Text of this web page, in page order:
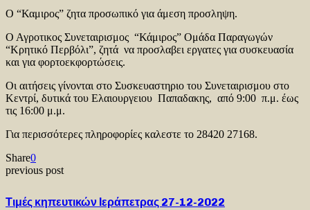
Ο “Καμιρος” ζητα προσωπικό για άμεση προσληψη.
Ο Αγροτικος Συνεταιρισμος “Κάμιρος” Ομάδα Παραγωγών
“Κρητικό Περβόλι”, ζητά να προσλαβει εργατες για συσκευασία
και για φορτοεκφορτώσεις.
Οι αιτήσεις γίνονται στο Συσκευαστηριο του Συνεταιρισμου στο
Κεντρί, δυτικά του Ελαιουργειου Παπαδακης, από 9:00 π.μ. έως
τις 16:00 μ.μ.
Για περισσότερες πληροφορίες καλεστε το 28420 27168.
Share0
previous post
Τιμές κηπευτικών Ιεράπετρας 27-12-2022